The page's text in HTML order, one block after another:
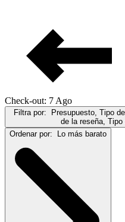
Check-out: 7 Ago
Filtra por:
Presupuesto, Tipo
de la reseña,
Ordenar por:
Lo más barato